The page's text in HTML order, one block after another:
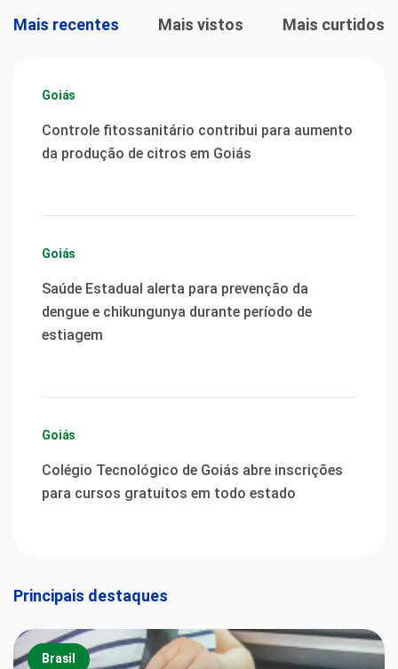
Mais recentes Mais vistos Mais curtidos
Goiás
Controle fitossanitário contribui para aumento
da produção de citros em Goiás
Goiás
Saúde Estadual alerta para prevenção da
dengue e chikungunya durante período de
estiagem
Goiás
Colégio Tecnológico de Goiás abre inscrições
para cursos gratuitos em todo estado
Principais destaques
Brasil